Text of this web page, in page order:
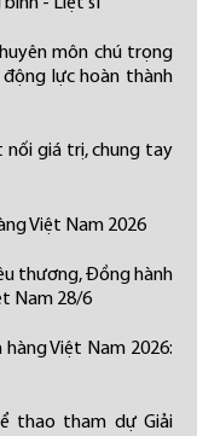
môn chú trọng
lực hoàn thành
nối giá trị, chung tay
Việt Nam 2026
thương, Đồng hành
Nam 28/6
hàng Việt Nam 2026:
thao tham dự Giải